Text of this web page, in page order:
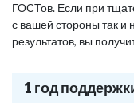
ГОСТов. Если при
с вашей стороны так и
результатов, вы
1 год